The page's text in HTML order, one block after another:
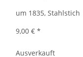
um 1835, Stahlstich
9,00 € *
Ausverkauft